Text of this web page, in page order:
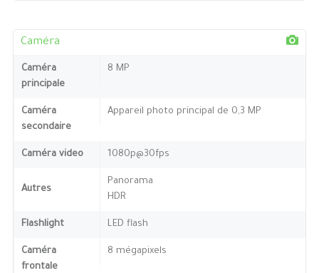
Caméra
Caméra
principale
8 MP
Caméra
secondaire
Appareil photo principal de 0,3 MP
Caméra video 1080p@30fps
Autres
Panorama
HDR
Flashlight LED flash
Caméra
frontale
8 mégapixels